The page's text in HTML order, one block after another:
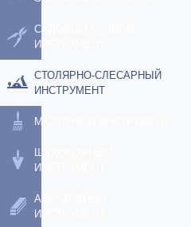
САДОВЫЙ РУЧНОЙ
ИНСТРУМЕНТ
СТОЛЯРНО-СЛЕСАРНЫЙ
ИНСТРУМЕНТ
МАЛЯРНЫЙ ИНСТРУМЕНТ
ШТУКАТУРНЫЙ
ИНСТРУМЕНТ
АБРАЗИВНЫЙ
ИНСТРУМЕНТ